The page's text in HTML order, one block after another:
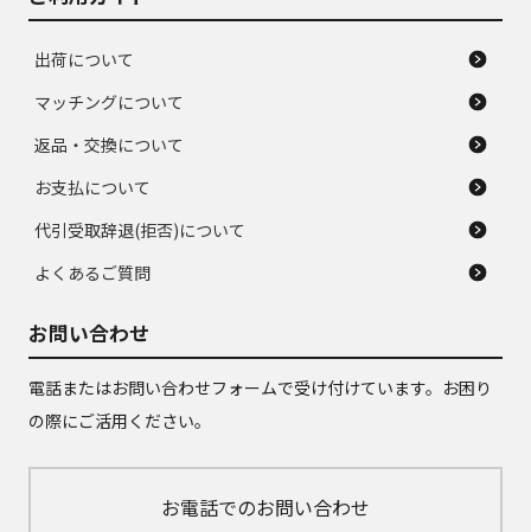
出荷について
マッチングについて
返品・交換について
お支払について
代引受取辞退(拒否)について
よくあるご質問
お問い合わせ
電話またはお問い合わせフォームで受け付けています。お困り
の際にご活用ください。
お電話でのお問い合わせ